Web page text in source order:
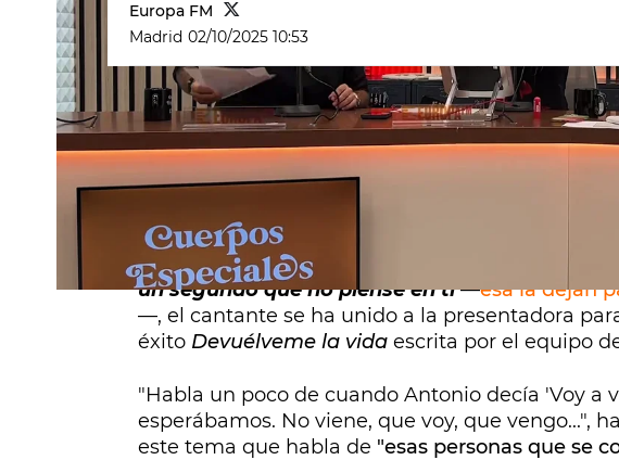
Europa FM
Madrid 02/10/2025 10:53
Antonio Orozcose había comprometido en su
especialesa aparecer un día por sorpresa para
hizo y la presentadora delmorningde Europa
más empezarsu entrevista con motivo de la
¡Esta vez no se ha escapado! Aunque no han
un segundo que no piense en ti—esa la dejan
—, el cantante se ha unido a la presentadora
éxito Devuélveme la vida escrita por el equipo
"Habla un poco de cuando Antonio decía 'Voy a
esperábamos. No viene, que voy, que vengo...",
este tema que habla de "esas personas que se